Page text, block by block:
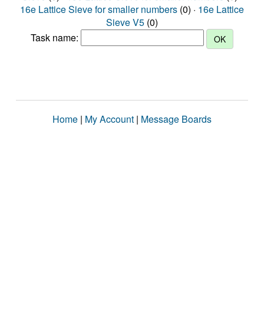
16e Lattice Sieve for smaller numbers (0) · 16e Lattice
Sieve V5 (0)
Task name:
Home | My Account | Message Boards